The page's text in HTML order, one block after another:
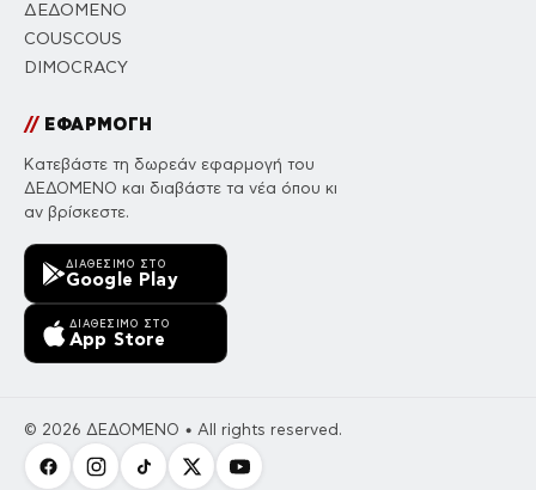
ΔΕΔΟΜΕΝΟ
COUSCOUS
DIMOCRACY
//ΕΦΑΡΜΟΓΗ
Κατεβάστε τη δωρεάν εφαρμογή του
ΔΕΔΟΜΕΝΟ και διαβάστε τα νέα όπου κι
αν βρίσκεστε.
ΔΙΑΘΈΣΙΜΟ ΣΤΟ
Google Play
ΔΙΑΘΈΣΙΜΟ ΣΤΟ
App Store
© 2026 ΔΕΔΟΜΕΝΟ • All rights reserved.